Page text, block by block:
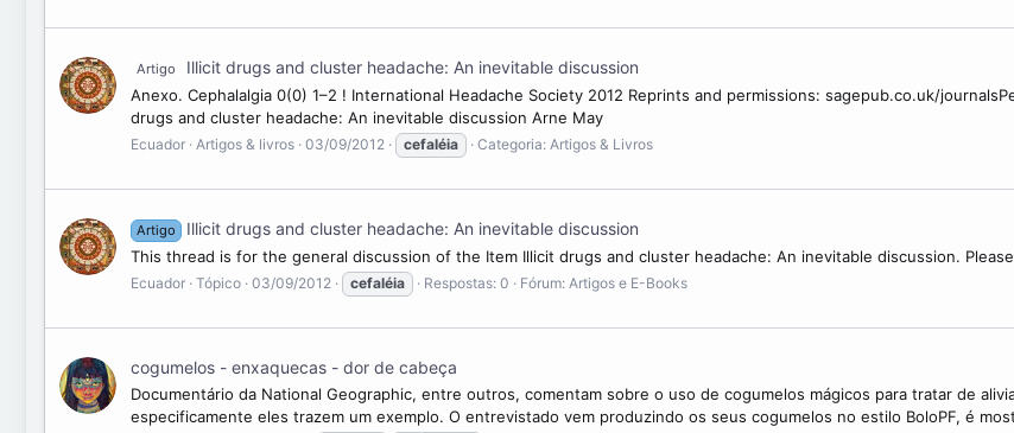
Artigo Illicit drugs and cluster headache: An inevitable discussion
Anexo. Cephalalgia 0(0) 1–2 ! International Headache Society 2012 Reprints and permissions: sagepub.co.uk/
drugs and cluster headache: An inevitable discussion Arne May
Ecuador Artigos & livros 03/09/2012 cefaléia Categoria: Artigos & Livros
Artigo Illicit drugs and cluster headache: An inevitable discussion
This thread is for the general discussion of the Item Illicit drugs and cluster headache: An inevitable discussion.
Ecuador Tópico 03/09/2012 cefaléia Respostas: 0 Fórum: Artigos e E-Books
cogumelos - enxaquecas - dor de cabeça
Documentário da National Geographic, entre outros, comentam sobre o uso de cogumelos mágicos para tratar de
especificamente eles trazem um exemplo. O entrevistado vem produzindo os seus cogumelos no estilo BoloPF, é